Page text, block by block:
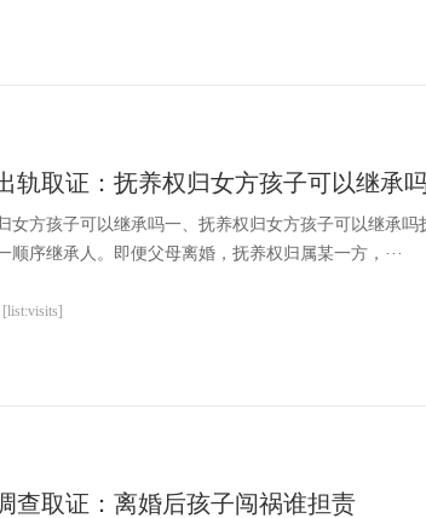
轨取证：抚养权归女方孩子可以继承
女方孩子可以继承吗一、抚养权归女方孩子可以继承
顺序继承人。即便父母离婚，抚养权归属某一方，···
查取证：离婚后孩子闯祸谁担责